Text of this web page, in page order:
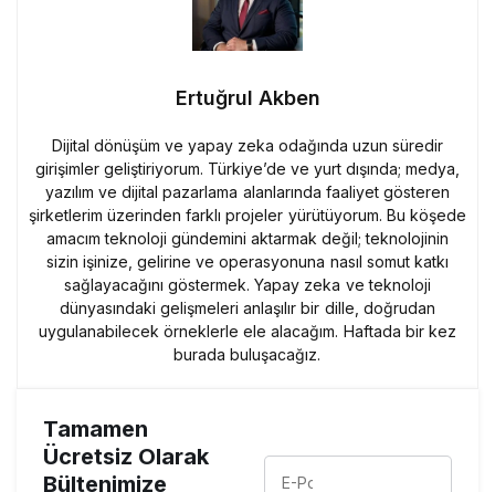
Ertuğrul Akben
Dijital dönüşüm ve yapay zeka odağında uzun süredir
girişimler geliştiriyorum. Türkiye’de ve yurt dışında; medya,
yazılım ve dijital pazarlama alanlarında faaliyet gösteren
şirketlerim üzerinden farklı projeler yürütüyorum. Bu köşede
amacım teknoloji gündemini aktarmak değil; teknolojinin
sizin işinize, gelirine ve operasyonuna nasıl somut katkı
sağlayacağını göstermek. Yapay zeka ve teknoloji
dünyasındaki gelişmeleri anlaşılır bir dille, doğrudan
uygulanabilecek örneklerle ele alacağım. Haftada bir kez
burada buluşacağız.
Tamamen
Ücretsiz Olarak
Bültenimize